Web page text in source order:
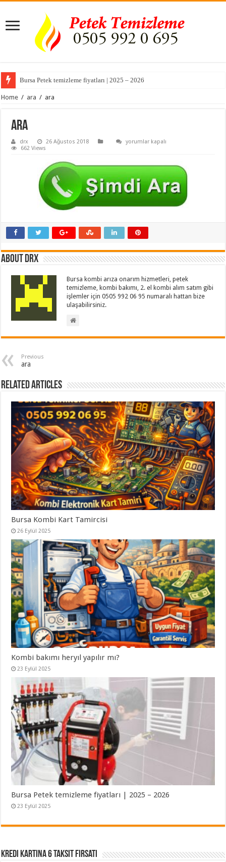
Bursa Petek temizleme fiyatları | 2025 – 2026
Home / ara / ara
ara
drx 26 Ağustos 2018
ara
yorumlar kapalı
662 Views
About drx
Bursa kombi arıza onarım hizmetleri, petek
temizleme, kombi bakımı, 2. el kombi alım satım gibi
işlemler için 0505 992 06 95 numaralı hattan bize
ulaşabilirsiniz.
Previous
ara
Related Articles
Bursa Kombi Kart Tamircisi
26 Eylül 2025
Kombi bakımı heryıl yapılır mı?
23 Eylül 2025
Bursa Petek temizleme fiyatları | 2025 – 2026
23 Eylül 2025
Kredi Kartına 6 Taksit Fırsatı